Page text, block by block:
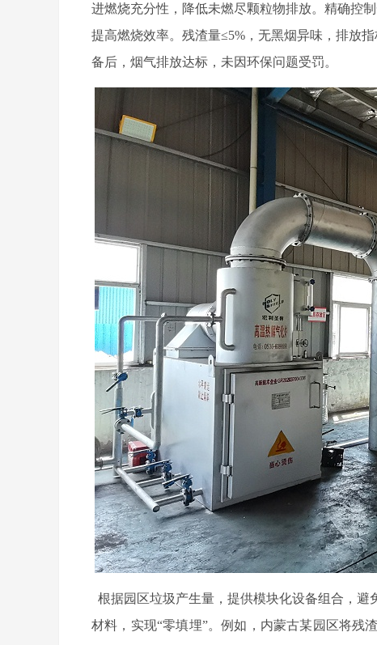
进燃烧充分性，降低未燃尽颗粒物排放。精确控
提高燃烧效率。残渣量≤5%，无黑烟异味，排放
备后，烟气排放达标，未因环保问题受罚。
根据园区垃圾产生量，提供模块化设备组合，
材料，实现“零填埋”。例如，内蒙古某园区将残